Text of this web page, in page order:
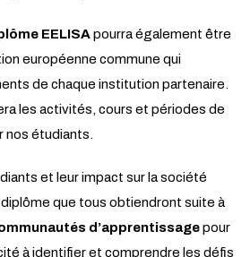
EELISApourra également être
européenne commune qui
de chaque institution partenaire.
les activités, cours et périodes de
nos étudiants.
et leur impact sur la société
que tous obtiendront suite à
d’apprentissagepour
à identifier et comprendre les défis